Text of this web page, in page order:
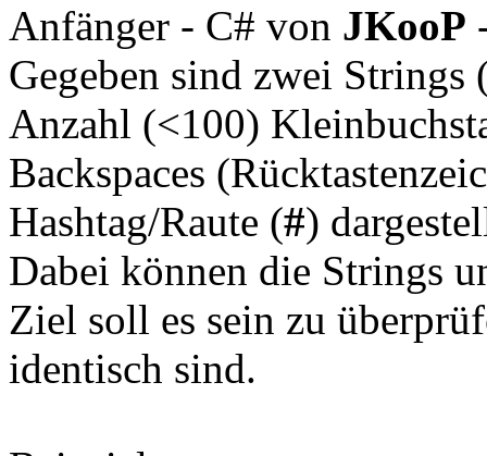
Anfänger - C# von JKooP
Gegeben sind zwei Strings
Anzahl (<100)
Backspaces
Hashtag/Raute (#)
Dabei können die Strings
Ziel soll es sein zu
identisch sind.